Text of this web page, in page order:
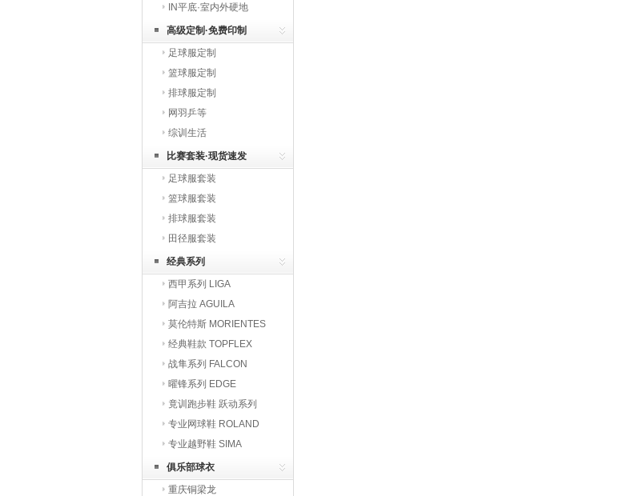
IN平底·室内外硬地
高级定制·免费印制
足球服定制
篮球服定制
排球服定制
网羽乒等
综训生活
比赛套装·现货速发
足球服套装
篮球服套装
排球服套装
田径服套装
经典系列
西甲系列 LIGA
阿吉拉 AGUILA
莫伦特斯 MORIENTES
经典鞋款 TOPFLEX
战隼系列 FALCON
曜锋系列 EDGE
竟训跑步鞋 跃动系列
专业网球鞋 ROLAND
专业越野鞋 SIMA
俱乐部球衣
重庆铜梁龙